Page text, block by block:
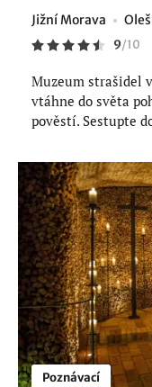
Jižní Morava
9/10
Muzeum strašidel
vtáhne do světa
pověstí. Sestupte
Poznávací